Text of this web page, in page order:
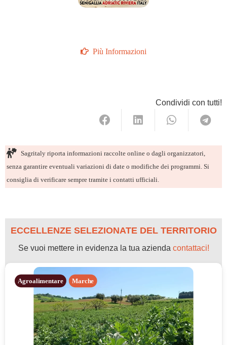
Più Informazioni
Condividi con tutti!
Sagritaly riporta informazioni raccolte online o dagli organizzatori,
senza garantire eventuali variazioni di date o modifiche dei programmi. Si
consiglia di verificare sempre tramite i contatti ufficiali.
ECCELLENZE SELEZIONATE DEL TERRITORIO
Se vuoi mettere in evidenza la tua azienda contattaci!
Agroalimentare Marche